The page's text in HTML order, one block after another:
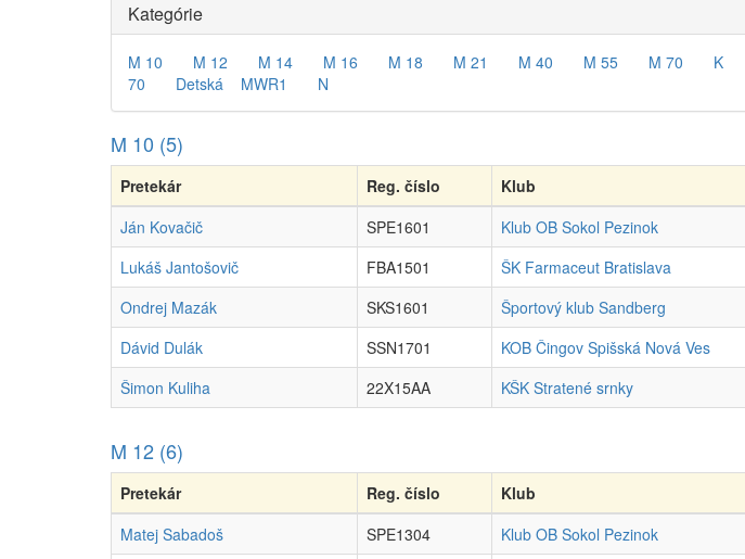
Kategórie
M 10 M 12 M 14 M 16 M 18 M 21 M 40 M 55 M 70 K
70
Detská MWR1 N
M 10 (5)
Pretekár Reg. číslo Klub
Ján Kovačič
SPE1601 Klub OB Sokol Pezinok
Lukáš Jantošovič
FBA1501 ŠK Farmaceut Bratislava
Ondrej Mazák
SKS1601 Športový klub Sandberg
Dávid Dulák
SSN1701 KOB Čingov Spišská Nová Ves
Šimon Kuliha
22X15AA KŠK Stratené srnky
M 12 (6)
Pretekár Reg. číslo Klub
Matej Sabadoš
SPE1304 Klub OB Sokol Pezinok